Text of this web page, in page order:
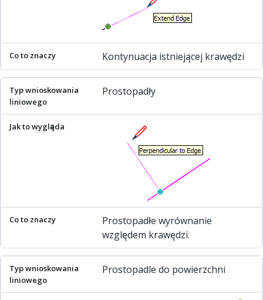
Kontynuacja istniejącej krawędzi
Prostopadły
Prostopadłe wyrównanie
względem krawędzi.
Prostopadle do powierzchni